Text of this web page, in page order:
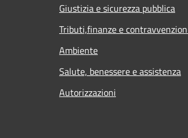
Giustizia e sicurezza pubblica
Tributi,finanze e
Ambiente
Salute, benessere e assistenza
Autorizzazioni